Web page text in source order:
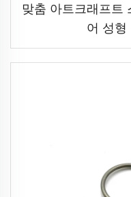
맞춤 아트크래프트
어 성형